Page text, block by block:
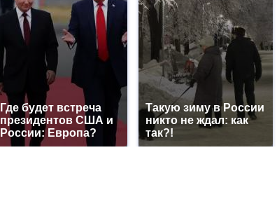
Где будет встреча
президентов США и
России: Европа?
Такую зиму в России
никто не ждал: как
так?!